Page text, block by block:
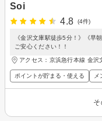
Soi
4.8
(4件)
《金沢文庫駅徒歩5分！》《早
ご安心ください！！
アクセス：京浜急行本線 金沢
ポイントが貯まる・使える メ